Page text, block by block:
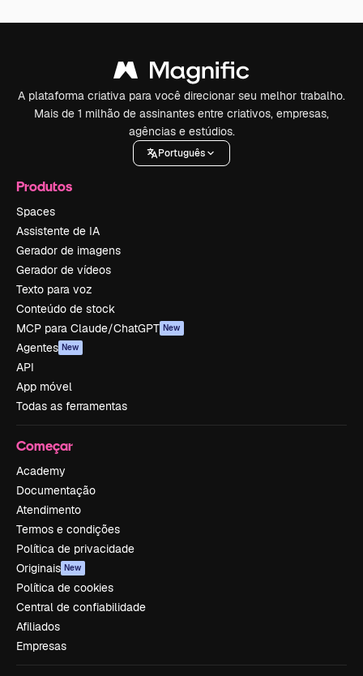
A plataforma criativa para você direcionar seu melhor trabalho.
Mais de 1 milhão de assinantes entre criativos, empresas,
agências e estúdios.
Português
Produtos
Spaces
Assistente de IA
Gerador de imagens
Gerador de vídeos
Texto para voz
Conteúdo de stock
MCP para Claude/ChatGPT New
Agentes New
API
App móvel
Todas as ferramentas
Começar
Academy
Documentação
Atendimento
Termos e condições
Política de privacidade
Originais New
Política de cookies
Central de confiabilidade
Afiliados
Empresas